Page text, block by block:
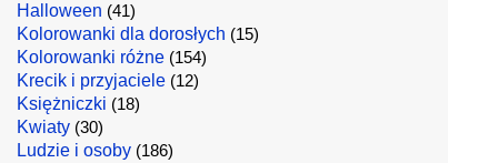
Halloween (41)
Kolorowanki dla dorosłych (15)
Kolorowanki różne (154)
Krecik i przyjaciele (12)
Księżniczki (18)
Kwiaty (30)
Ludzie i osoby (186)